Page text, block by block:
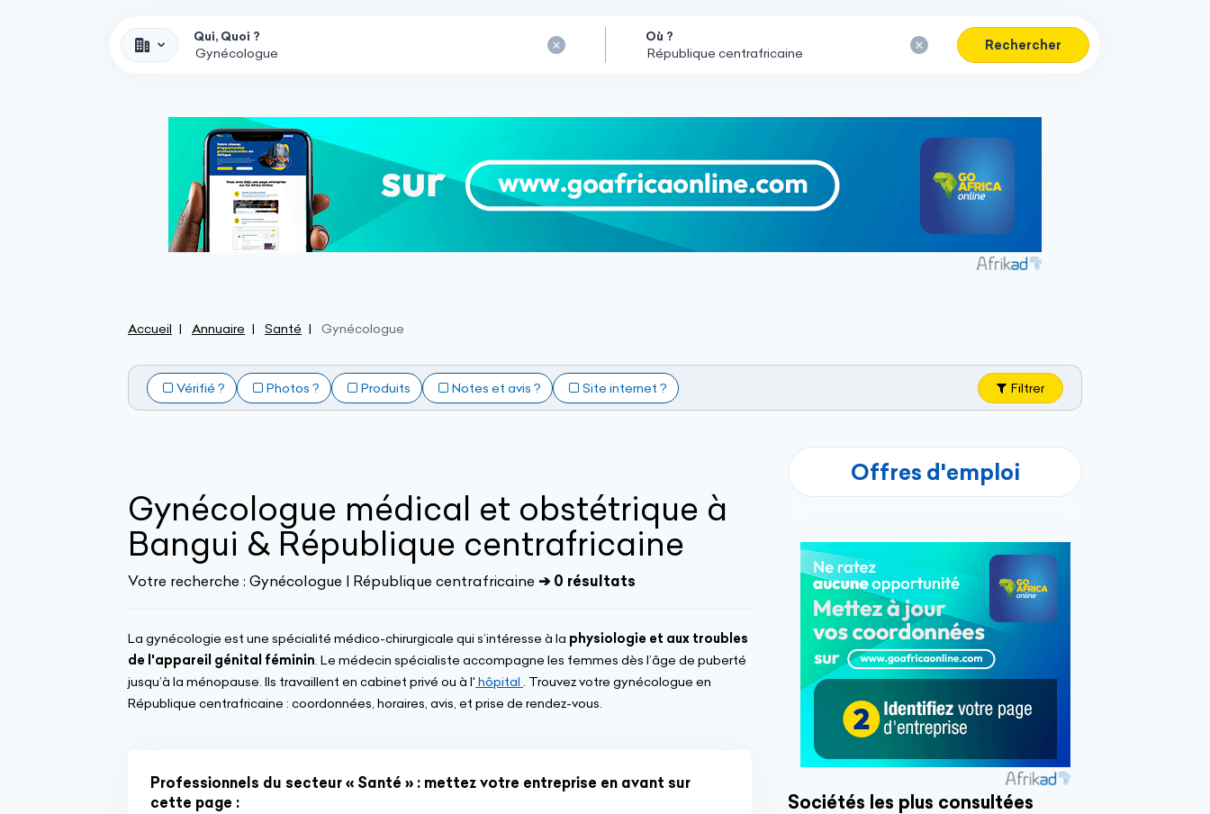
Qui, Quoi ? Où ?
Rechercher
Accueil Annuaire Santé Gynécologue
Vérifié ? Photos ? Produits Notes et avis ? Site internet ? Filtrer
Gynécologue médical et obstétrique à
Bangui & République centrafricaine
Votre recherche : Gynécologue | République centrafricaine ➔ 0 résultats
La gynécologie est une spécialité médico-chirurgicale qui s’intéresse à la physiologie et aux troubles
de l'appareil génital féminin. Le médecin spécialiste accompagne les femmes dès l’âge de puberté
jusqu’à la ménopause. Ils travaillent en cabinet privé ou à l' hôpital . Trouvez votre gynécologue en
République centrafricaine : coordonnées, horaires, avis, et prise de rendez-vous.
Professionnels du secteur « Santé » : mettez votre entreprise en avant sur
cette page :
Offres d'emploi
Sociétés les plus consultées